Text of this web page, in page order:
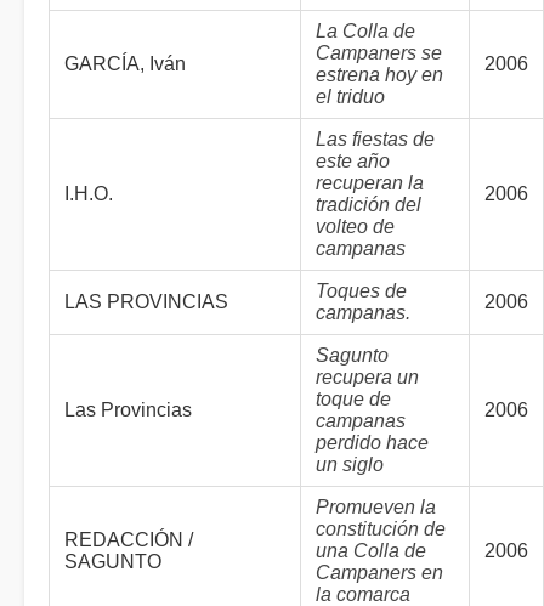
GARCÍA, Iván
La Colla de
Campaners se
estrena hoy en
el triduo
2006
I.H.O.
Las fiestas de
este año
recuperan la
tradición del
volteo de
campanas
2006
LAS PROVINCIAS
Toques de
campanas.
2006
Las Provincias
Sagunto
recupera un
toque de
campanas
perdido hace
un siglo
2006
REDACCIÓN /
SAGUNTO
Promueven la
constitución de
una Colla de
Campaners en
la comarca
2006